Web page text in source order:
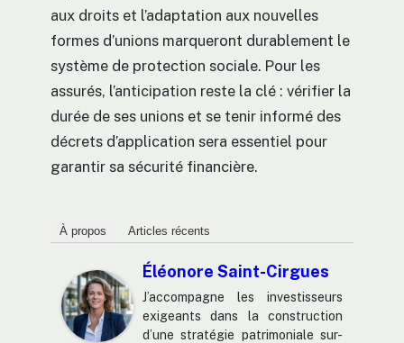
aux droits et l’adaptation aux nouvelles
formes d’unions marqueront durablement le
système de protection sociale. Pour les
assurés, l’anticipation reste la clé : vérifier la
durée de ses unions et se tenir informé des
décrets d’application sera essentiel pour
garantir sa sécurité financière.
À propos Articles récents
Éléonore Saint-Cirgues
J’accompagne les investisseurs
exigeants dans la construction
d’une stratégie patrimoniale sur-